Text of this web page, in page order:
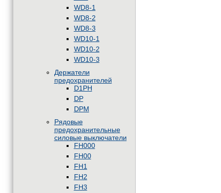
WD8-1
WD8-2
WD8-3
WD10-1
WD10-2
WD10-3
Держатели
предохранителей
D1PH
DP
DPM
Рядовые
предохранительные
силовые выключатели
FH000
FH00
FH1
FH2
FH3